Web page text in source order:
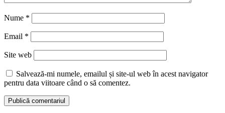
Nume *
Email *
Site web
Salvează-mi numele, emailul și site-ul web în acest navigator
pentru data viitoare când o să comentez.